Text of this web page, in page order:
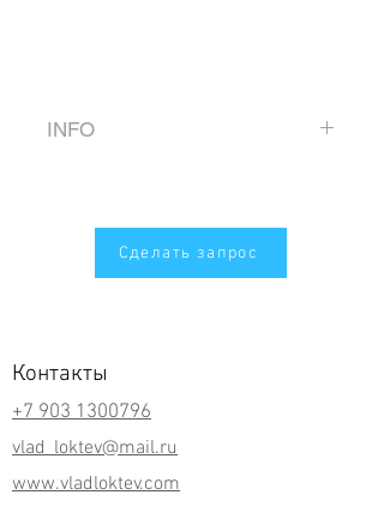
INFO
Edition of 5
Сделать запрос
Контакты
+7 903 1300796
vlad_loktev@mail.ru
www.vladloktev.com